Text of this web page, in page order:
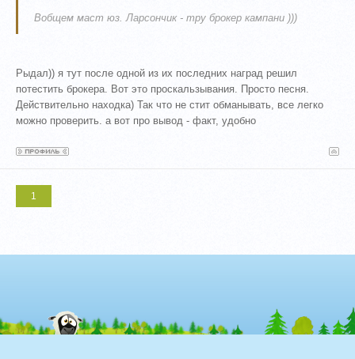
Вобщем маст юз. Ларсончик - тру брокер кампани )))
Рыдал)) я тут после одной из их последних наград решил
потестить брокера. Вот это проскальзывания. Просто песня.
Действительно находка) Так что не стит обманывать, все легко
можно проверить. а вот про вывод - факт, удобно
1